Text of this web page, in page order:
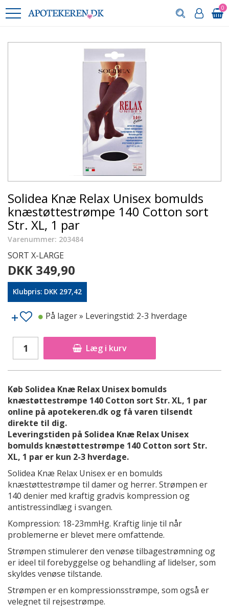
0
Solidea Knæ Relax Unisex bomulds
knæstøttestrømpe 140 Cotton sort
Str. XL, 1 par
Varenummer: 203484
SORT X-LARGE
DKK 349,90
Klubpris: DKK 297,42
Læg i kurv
På lager» Leveringstid: 2-3 hverdage
Køb Solidea Knæ Relax Unisex bomulds
knæstøttestrømpe 140 Cotton sort Str. XL, 1 par
online på apotekeren.dk og få varen tilsendt
direkte til dig.
Leveringstiden på Solidea Knæ Relax Unisex
bomulds knæstøttestrømpe 140 Cotton sort Str.
XL, 1 par er kun 2-3 hverdage.
Solidea Knæ Relax Unisex er en bomulds
knæstøttestrømpe til damer og herrer. Strømpen er
140 denier med kraftig gradvis kompression og
antistressindlæg i svangen.
Kompression: 18-23mmHg. Kraftig linje til når
problemerne er blevet mere omfattende.
Strømpen stimulerer den venøse tilbagestrømning og
er ideel til forebyggelse og behandling af lidelser, som
skyldes venøse tilstande.
Strømpen er en kompressionsstrømpe, som også er
velegnet til rejsestrømpe.